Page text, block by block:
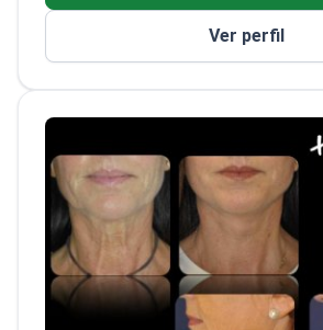
en epilepsia diagnosticando y
ayuda a los pacientes en el
El Prof. Russi está incluido en
los 100 mejores médicos
revista Forbes, la edición de
mundial.
Ver perfil